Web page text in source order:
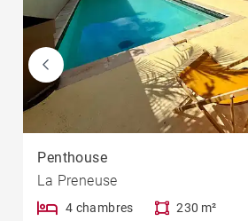
Penthouse
La Preneuse
4 chambres 230 m²